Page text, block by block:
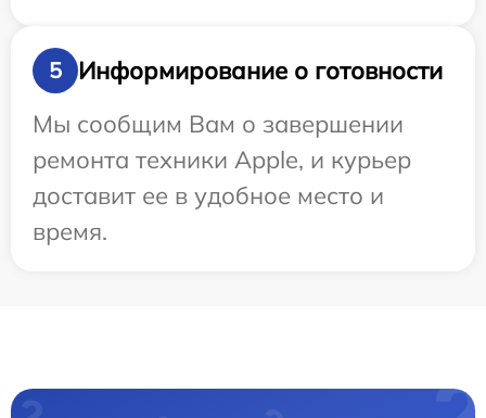
5
Информирование о готовности
Мы сообщим Вам о завершении
ремонта техники Apple, и курьер
доставит ее в удобное место и
время.